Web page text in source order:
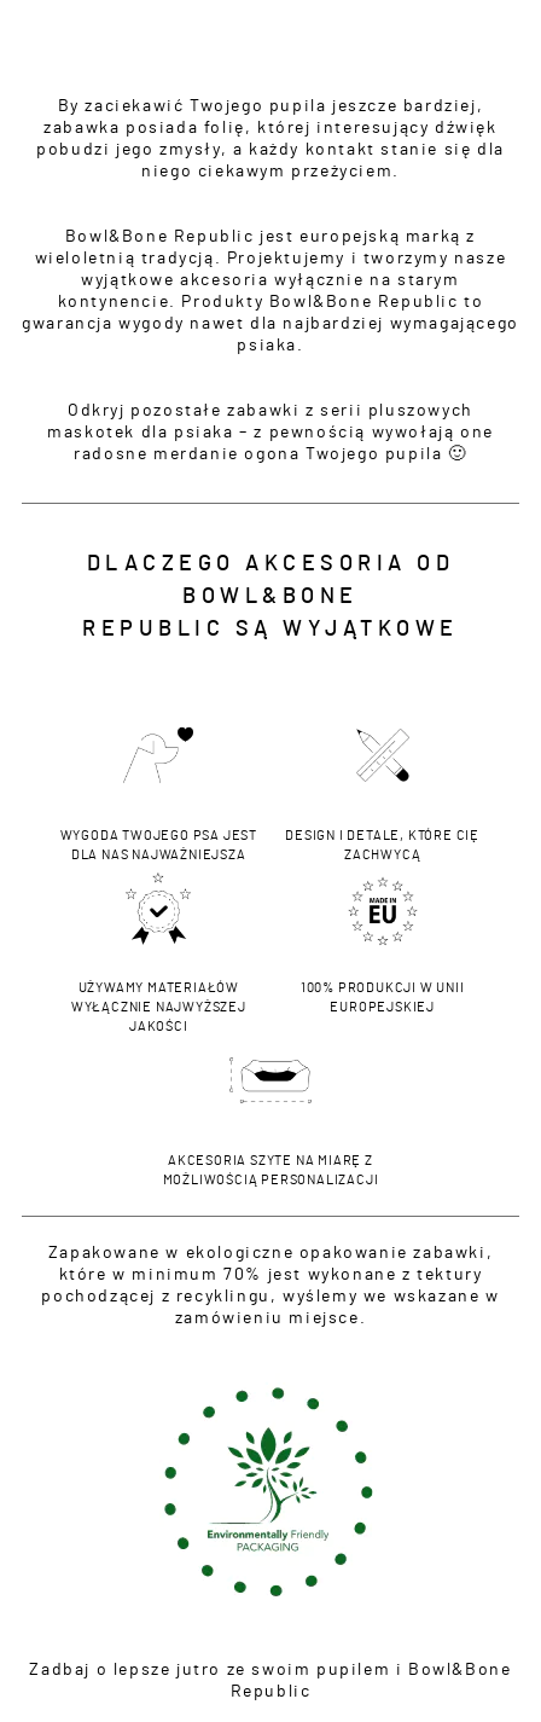
By zaciekawić Twojego pupila jeszcze bardziej,
zabawka posiada folię, której interesujący dźwięk
pobudzi jego zmysły, a każdy kontakt stanie się dla
niego ciekawym przeżyciem.
Bowl&Bone Republic jest europejską marką z
wieloletnią tradycją. Projektujemy i tworzymy nasze
wyjątkowe akcesoria wyłącznie na starym
kontynencie. Produkty Bowl&Bone Republic to
gwarancja wygody nawet dla najbardziej wymagającego
psiaka.
Odkryj pozostałe zabawki z serii pluszowych
maskotek dla psiaka – z pewnością wywołają one
radosne merdanie ogona Twojego pupila 🙂
DLACZEGO AKCESORIA OD
BOWL&BONE
REPUBLIC SĄ WYJĄTKOWE
WYGODA TWOJEGO PSA JEST
DLA NAS NAJWAŻNIEJSZA
DESIGN I DETALE, KTÓRE CIĘ
ZACHWYCĄ
UŻYWAMY MATERIAŁÓW
WYŁĄCZNIE NAJWYŻSZEJ
JAKOŚCI
100% PRODUKCJI W UNII
EUROPEJSKIEJ
AKCESORIA SZYTE NA MIARĘ Z
MOŻLIWOŚCIĄ PERSONALIZACJI
Zapakowane w ekologiczne opakowanie zabawki,
które w minimum 70% jest wykonane z tektury
pochodzącej z recyklingu, wyślemy we wskazane w
zamówieniu miejsce.
Zadbaj o lepsze jutro ze swoim pupilem i Bowl&Bone
Republic